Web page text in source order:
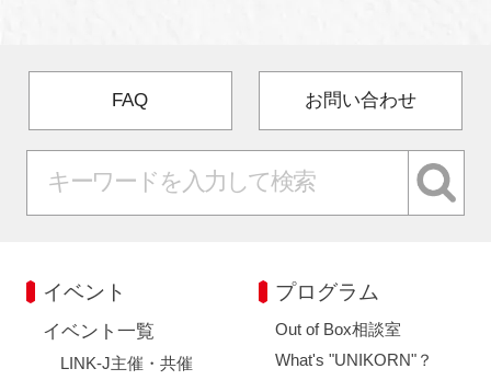
FAQ お問い合わせ
イベント
イベント一覧
LINK-J主催・共催
プログラム
Out of Box相談室
What's "UNIKORN"？